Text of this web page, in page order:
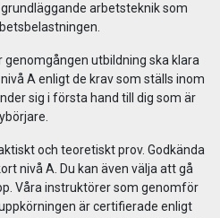
arbetsteknik som
utbildning ska klara
A enligt de krav som ställs inom
sig i första hand till dig som är
och teoretiskt prov. Godkända
nivå A. Du kan även välja att gå
Våra instruktörer som genomför
är certifierade enligt